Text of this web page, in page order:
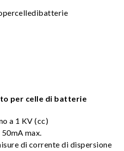
per celle di batterie
a 1 KV (cc)
max.
di corrente di dispersione